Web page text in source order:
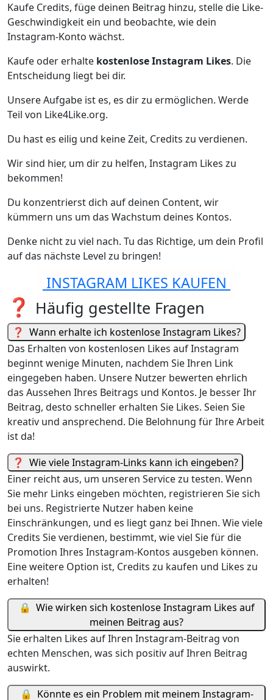
Kaufe Credits, füge deinen Beitrag hinzu, stelle die Like-
Geschwindigkeit ein und beobachte, wie dein
Instagram-Konto wächst.
Kaufe oder erhalte kostenlose Instagram Likes. Die
Entscheidung liegt bei dir.
Unsere Aufgabe ist es, es dir zu ermöglichen. Werde
Teil von Like4Like.org.
Du hast es eilig und keine Zeit, Credits zu verdienen.
Wir sind hier, um dir zu helfen, Instagram Likes zu
bekommen!
Du konzentrierst dich auf deinen Content, wir
kümmern uns um das Wachstum deines Kontos.
Denke nicht zu viel nach. Tu das Richtige, um dein Profil
auf das nächste Level zu bringen!
INSTAGRAM LIKES KAUFEN
❓ Häufig gestellte Fragen
❓ Wann erhalte ich kostenlose Instagram Likes?
Das Erhalten von kostenlosen Likes auf Instagram
beginnt wenige Minuten, nachdem Sie Ihren Link
eingegeben haben. Unsere Nutzer bewerten ehrlich
das Aussehen Ihres Beitrags und Kontos. Je besser Ihr
Beitrag, desto schneller erhalten Sie Likes. Seien Sie
kreativ und ansprechend. Die Belohnung für Ihre Arbeit
ist da!
❓ Wie viele Instagram-Links kann ich eingeben?
Einer reicht aus, um unseren Service zu testen. Wenn
Sie mehr Links eingeben möchten, registrieren Sie sich
bei uns. Registrierte Nutzer haben keine
Einschränkungen, und es liegt ganz bei Ihnen. Wie viele
Credits Sie verdienen, bestimmt, wie viel Sie für die
Promotion Ihres Instagram-Kontos ausgeben können.
Eine weitere Option ist, Credits zu kaufen und Likes zu
erhalten!
🔒 Wie wirken sich kostenlose Instagram Likes auf
meinen Beitrag aus?
Sie erhalten Likes auf Ihren Instagram-Beitrag von
echten Menschen, was sich positiv auf Ihren Beitrag
auswirkt.
🔒 Könnte es ein Problem mit meinem Instagram-